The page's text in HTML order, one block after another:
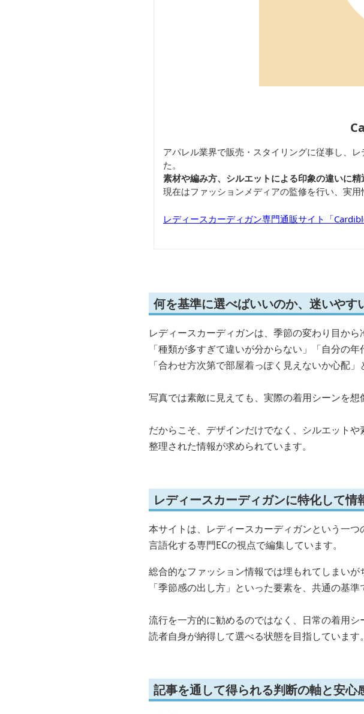
アパレル業界で販売・スタイリングに従事し、
た。
素材や編み方、シルエットによる印象の違いに
現在はファッションメディアの監修を行い、実用
レディースカーディガン専門通販サイト「
何を基準に選べばいいのか、迷いやす
レディースカーディガンは、季節の変わり目か
「種類が多すぎて違いが分からない」「自分の
「合わせ方次第で部屋着っぽく見えないか心配
写真では素敵に見えても、実際の着用シーンを
だからこそ、デザインだけでなく、シルエット
整理された情報が求められています。
レディースカーディガンに特化して情
本サイトは、レディースカーディガンという一
言語化する専門ECの視点で編集しています。
総合的なファッション情報では埋もれてしまい
「季節感の出し方」といった要素を、共通の基準
流行を一方的に勧めるのではなく、日常の着用
読者自身が納得して選べる状態を目指しています。
記事を通して得られる判断の軸と安心